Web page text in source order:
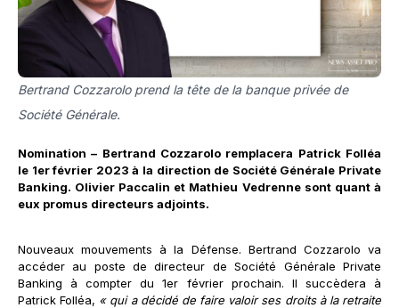
Bertrand Cozzarolo prend la tête de la banque privée de
Société Générale.
Nomination – Bertrand Cozzarolo remplacera Patrick Folléa
le 1er février 2023 à la direction de Société Générale Private
Banking. Olivier Paccalin et Mathieu Vedrenne sont quant à
eux promus directeurs adjoints.
Nouveaux mouvements à la Défense. Bertrand Cozzarolo va
accéder au poste de directeur de Société Générale Private
Banking à compter du 1er février prochain. Il succèdera à
Patrick Folléa, « qui a décidé de faire valoir ses droits à la retraite